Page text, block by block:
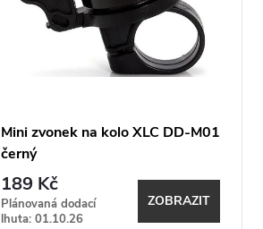
Mini zvonek na kolo XLC DD-M01
černý
189 Kč
Plánovaná dodací
lhuta: 01.10.26
ZOBRAZIT